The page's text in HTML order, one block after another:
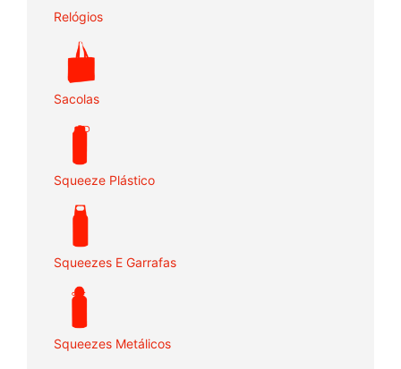
Relógios
Sacolas
Squeeze Plástico
Squeezes E Garrafas
Squeezes Metálicos